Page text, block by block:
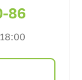
86